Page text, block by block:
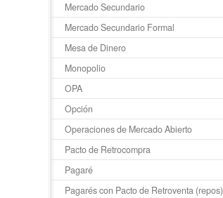
Mercado Secundario
Mercado Secundario Formal
Mesa de Dinero
Monopolio
OPA
Opción
Operaciones de Mercado Abierto
Pacto de Retrocompra
Pagaré
Pagarés con Pacto de Retroventa (repos)